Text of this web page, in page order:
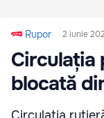
Rupor 2 iunie
Circulația
blocată